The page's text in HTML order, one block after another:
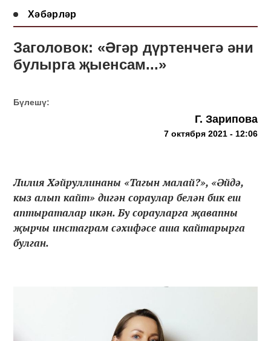
Хәбәрләр
Заголовок: «Әгәр дүртенчегә әни
булырга җыенсам...»
Бүлешү:
Г. Зарипова
7 октября 2021 - 12:06
Лилия Хәйруллинаны «Тагын малай?», «Әйдә,
кыз алып кайт» дигән сораулар белән бик еш
аптыраталар икән. Бу сорауларга җавапны
җырчы инстаграм сәхифәсе аша кайтарырга
булган.